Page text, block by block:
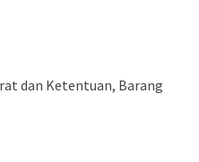
dan Ketentuan, Barang